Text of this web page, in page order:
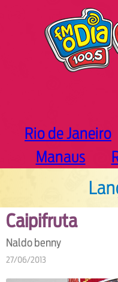
Rio de Janeiro
Manaus
Caipifruta
Naldo benny
27/06/2013